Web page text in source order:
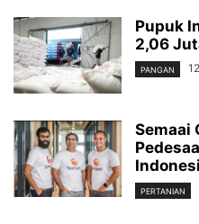
Pupuk
2,06
PANGAN
Semaai
PERTANIAN